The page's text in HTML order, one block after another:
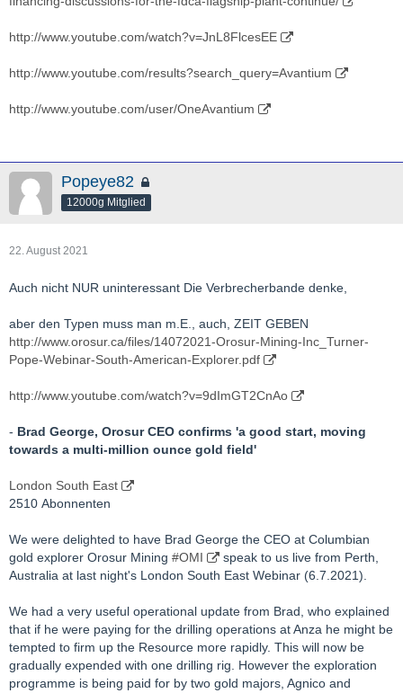
http://www.youtube.com/watch?v=JnL8FlcesEE
http://www.youtube.com/results?search_query=Avantium
http://www.youtube.com/user/OneAvantium
Popeye82
12000g Mitglied
22. August 2021
Auch nicht NUR uninteressant Die Verbrecherbande denke,
aber den Typen muss man m.E., auch, ZEIT GEBEN
http://www.orosur.ca/files/14072021-Orosur-Mining-Inc_Turner-
Pope-Webinar-South-American-Explorer.pdf
http://www.youtube.com/watch?v=9dImGT2CnAo
- Brad George, Orosur CEO confirms 'a good start, moving
towards a multi-million ounce gold field'
London South East
2510 Abonnenten
We were delighted to have Brad George the CEO at Columbian
gold explorer Orosur Mining #OMI
speak to us live from Perth,
Australia at last night's London South East Webinar (6.7.2021).
We had a very useful operational update from Brad, who explained
that if he were paying for the drilling operations at Anza he might be
tempted to firm up the Resource more rapidly. This will now be
gradually expended with one drilling rig. However the exploration
programme is being paid for by two gold majors, Agnico and